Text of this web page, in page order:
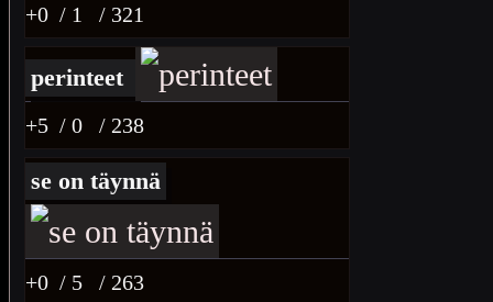
+0 / 1 / 321
perinteet
+5 / 0 / 238
se on täynnä
+0 / 5 / 263